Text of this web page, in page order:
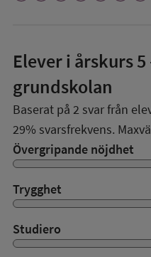
Elever i årskurs 5
grundskolan
Baserat på 2 svar från
29% svarsfrekvens.
Övergripande nöjdhet
Trygghet
Studiero